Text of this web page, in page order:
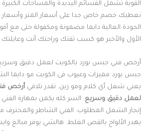
القوية تشمل القسائم اليديدة والمساحات
نعطيك خصم خاص جدا على أسعار المتر وأسعار
الجودة العالية دايما مضمونة ومكفولة حتى مع
الأول والأخير هو كسب ثقتك وراحتك أنت وعايلتك
أرخص فني جبس بورد بالكويت لعمل دقيق
جبس بورد مميزات وعيوب فى الكويت مو دايما
يعني شغل أي كلام ومو زين. تقدر تلاقي أرخص
لعمل دقيق وسريع. السر كله يكمن بمهارة
إنجاز الشغل المطلوب. الفني الشاطر والمحترف
يهدر الألواح بالقص الغلط. هالشي يوفر مبالغ وايد